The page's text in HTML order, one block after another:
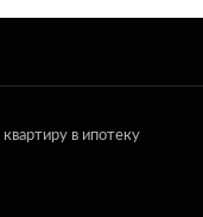
квартиру в ипотеку